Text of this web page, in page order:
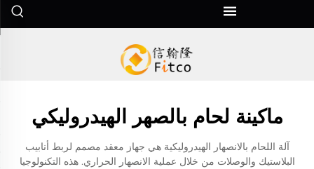
ماكينة لحام بالصهر الهيدروليكي
آلة اللحام بالانصهار الهيدروليكية هي جهاز معقد مصمم لربط أنابيب
البلاستيك والوصلات من خلال عملية الانصهار الحراري. هذه التكنولوجيا